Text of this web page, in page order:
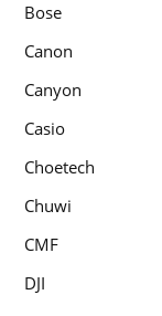
Bose
Canon
Canyon
Casio
Choetech
Chuwi
CMF
DJI